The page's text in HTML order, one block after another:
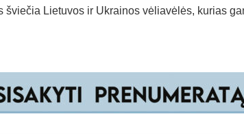
šviečia Lietuvos ir Ukrainos vėliavėlės, kurias